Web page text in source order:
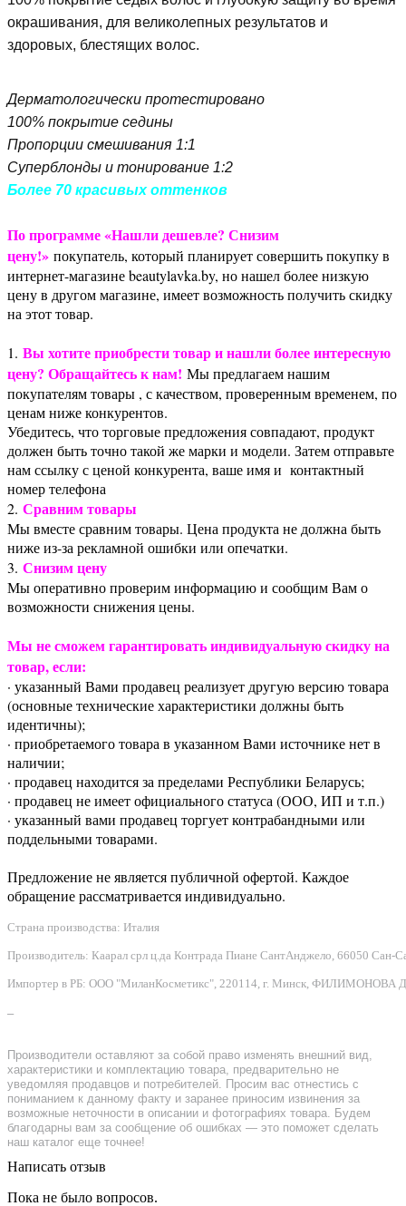
окрашивания, для великолепных результатов и
здоровых, блестящих волос.
Дерматологически протестировано
100% покрытие седины
Пропорции смешивания 1:1
Суперблонды и тонирование 1:2
Более 70 красивых оттенков
По программе «Нашли дешевле? Снизим
цену!» покупатель, который планирует совершить покупку в
интернет-магазине beautylavka.by, но нашел более низкую
цену в другом магазине, имеет возможность получить скидку
на этот товар.
1. Вы хотите приобрести товар и нашли более интересную
цену? Обращайтесь к нам! Мы предлагаем нашим
покупателям товары , с качеством, проверенным временем, по
ценам ниже конкурентов.
Убедитесь, что торговые предложения совпадают, продукт
должен быть точно такой же марки и модели. Затем отправьте
нам ссылку с ценой конкурента, ваше имя и контактный
номер телефона
2. Сравним товары
Мы вместе сравним товары. Цена продукта не должна быть
ниже из-за рекламной ошибки или опечатки.
3. Снизим цену
Мы оперативно проверим информацию и сообщим Вам о
возможности снижения цены.
Мы не сможем гарантировать индивидуальную скидку на
товар, если:
· указанный Вами продавец реализует другую версию товара
(основные технические характеристики должны быть
идентичны);
· приобретаемого товара в указанном Вами источнике нет в
наличии;
· продавец находится за пределами Республики Беларусь;
· продавец не имеет официального статуса (ООО, ИП и т.п.)
· указанный вами продавец торгует контрабандными или
поддельными товарами.
Предложение не является публичной офертой. Каждое
обращение рассматривается индивидуально.
Страна производства: Италия
Производитель: Каарал срл ц.да Контрада Пиане СантАнджело, 66050 Сан-
Импортер в РБ: ООО "МиланКосметикс", 220114, г. Минск, ФИЛИМОНОВА
–
Производители оставляют за собой право изменять внешний вид,
характеристики и комплектацию товара, предварительно не
уведомляя продавцов и потребителей. Просим вас отнестись с
пониманием к данному факту и заранее приносим извинения за
возможные неточности в описании и фотографиях товара. Будем
благодарны вам за сообщение об ошибках — это поможет сделать
наш каталог еще точнее!
Написать отзыв
Пока не было вопросов.